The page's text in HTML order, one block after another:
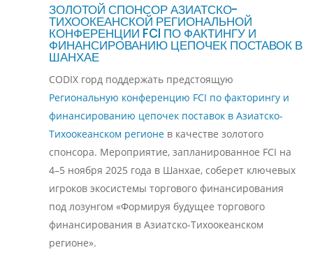
ЗОЛОТОЙ СПОНСОР АЗИАТСКО-
ТИХООКЕАНСКОЙ РЕГИОНАЛЬНОЙ
КОНФЕРЕНЦИИ FCI ПО ФАКТИНГУ И
ФИНАНСИРОВАНИЮ ЦЕПОЧЕК ПОСТАВОК В
ШАНХАЕ
CODIX горд поддержать предстоящую
Региональную конференцию FCI по факторингу и
финансированию цепочек поставок в Азиатско-
Тихоокеанском регионе в качестве золотого
спонсора. Мероприятие, запланированное FCI на
4–5 ноября 2025 года в Шанхае, соберет ключевых
игроков экосистемы торгового финансирования
под лозунгом «Формируя будущее торгового
финансирования в Азиатско-Тихоокеанском
регионе».